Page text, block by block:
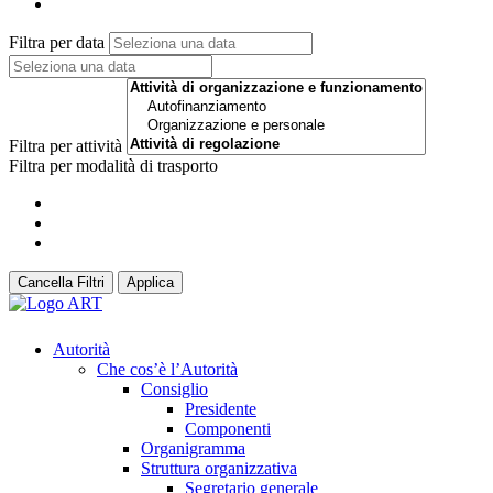
Filtra per data
Filtra per attività
Filtra per modalità di trasporto
Cancella Filtri Applica
Autorità
Che cos’è l’Autorità
Consiglio
Presidente
Componenti
Organigramma
Struttura organizzativa
Segretario generale